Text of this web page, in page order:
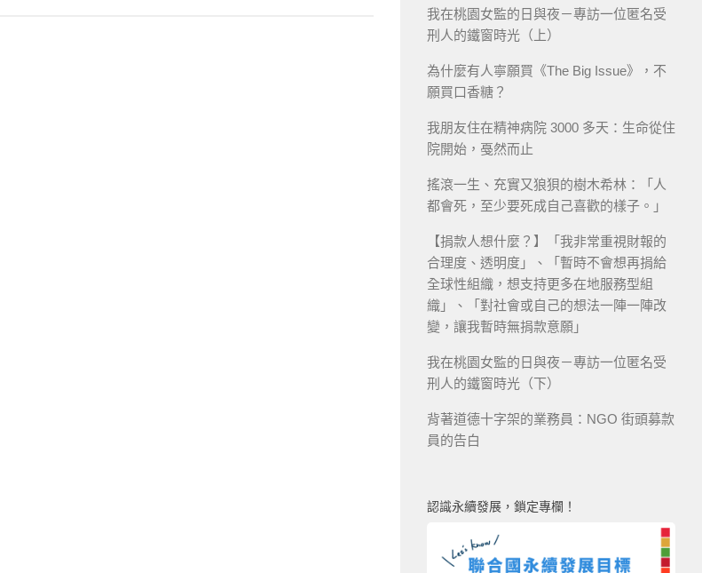
我在桃園女監的日與夜－專訪一位匿名受
刑人的鐵窗時光（上）
為什麼有人寧願買《The Big Issue》，不
願買口香糖？
我朋友住在精神病院 3000 多天：生命從住
院開始，戞然而止
搖滾一生、充實又狼狽的樹木希林：「人
都會死，至少要死成自己喜歡的樣子。」
【捐款人想什麼？】「我非常重視財報的
合理度、透明度」、「暫時不會想再捐給
全球性組織，想支持更多在地服務型組
織」、「對社會或自己的想法一陣一陣改
變，讓我暫時無捐款意願」
我在桃園女監的日與夜－專訪一位匿名受
刑人的鐵窗時光（下）
背著道德十字架的業務員：NGO 街頭募款
員的告白
認識永續發展，鎖定專欄！